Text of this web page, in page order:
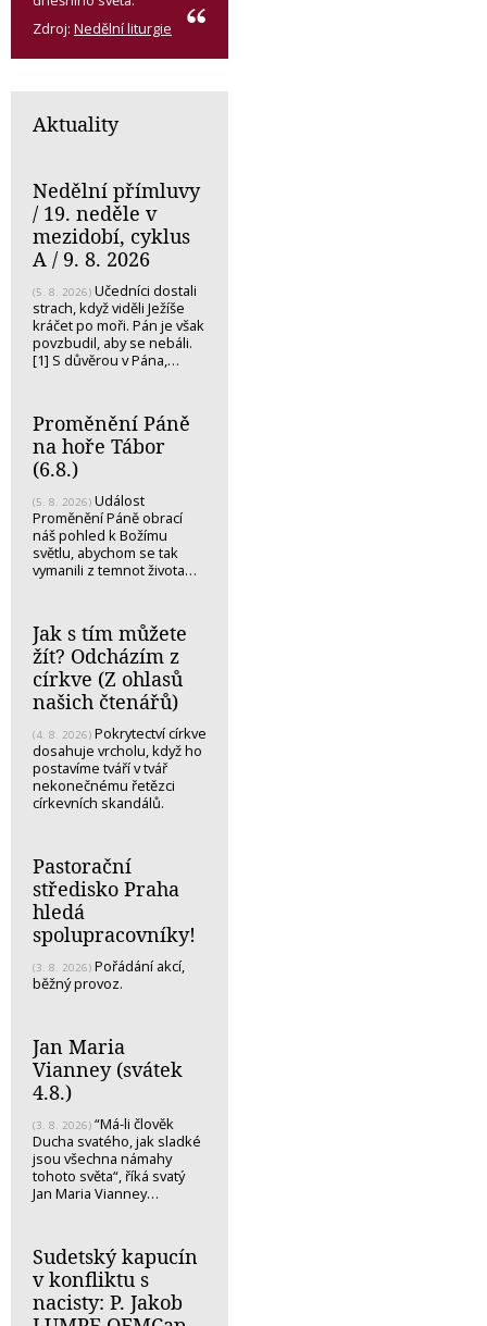
Zdroj: Nedělní liturgie
Aktuality
Nedělní přímluvy
/ 19. neděle v
mezidobí, cyklus
A / 9. 8. 2026
(5. 8. 2026) Učedníci dostali
strach, když viděli Ježíše
kráčet po moři. Pán je však
povzbudil, aby se nebáli.
[1] S důvěrou v Pána,…
Proměnění Páně
na hoře Tábor
(6.8.)
(5. 8. 2026) Událost
Proměnění Páně obrací
náš pohled k Božímu
světlu, abychom se tak
vymanili z temnot života…
Jak s tím můžete
žít? Odcházím z
církve (Z ohlasů
našich čtenářů)
(4. 8. 2026) Pokrytectví církve
dosahuje vrcholu, když ho
postavíme tváří v tvář
nekonečnému řetězci
církevních skandálů.
Pastorační
středisko Praha
hledá
spolupracovníky!
(3. 8. 2026) Pořádání akcí,
běžný provoz.
Jan Maria
Vianney (svátek
4.8.)
(3. 8. 2026) “Má-li člověk
Ducha svatého, jak sladké
jsou všechna námahy
tohoto světa“, říká svatý
Jan Maria Vianney…
Sudetský kapucín
v konfliktu s
nacisty: P. Jakob